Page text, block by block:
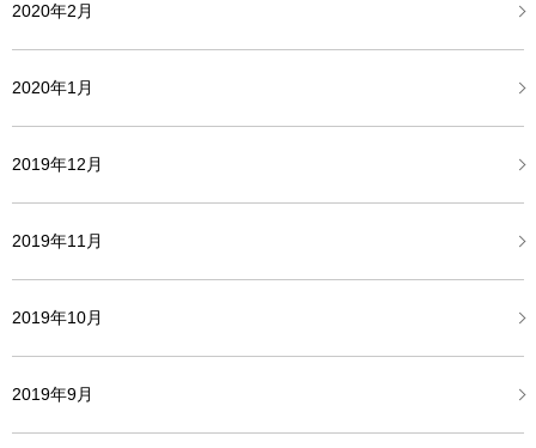
2020年2月
2020年1月
2019年12月
2019年11月
2019年10月
2019年9月